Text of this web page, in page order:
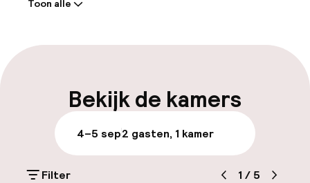
Laat uitchecken mogelijk
Bagageruimte
Parkeren & mobiliteit
Toon alle
Bekijk de kamers
4–5 sep2 gasten, 1 kamer
Filter 1 / 5